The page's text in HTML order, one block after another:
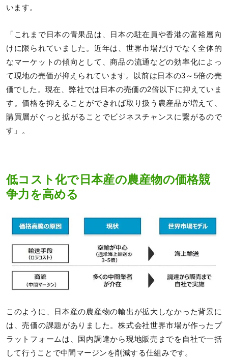
います。
「これまで日本の青果品は、日本の駐在員や香港の富裕層向
けに限られていました。近年は、世界市場だけでなく全体的
なマーケットの傾向として、商品の流通などの効率化によっ
て現地の売価が抑えられています。以前は日本の3～5倍の売
価でした。現在、弊社では日本の売価の2倍以下に抑えていま
す。価格を抑えることができれば取り扱う農産品が増えて、
購買層がぐっと拡がることでビジネスチャンスに繋がるので
す」。
低コスト化で日本産の農産物の価格競
争力を高める
このように、日本産の農産物の輸出が拡大しなかった背景に
は、売価の課題がありました。株式会社世界市場が作ったプ
ラットフォームは、国内調達から現地販売までを自社で一括
して行うことで中間マージンを削減する仕組みです。